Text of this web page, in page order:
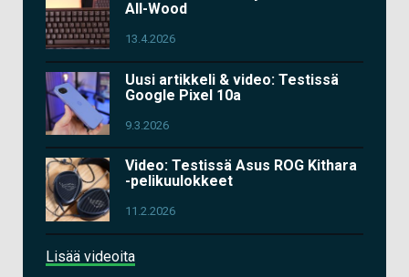
All-Wood
13.4.2026
Uusi artikkeli & video: Testissä
Google Pixel 10a
9.3.2026
Video: Testissä Asus ROG Kithara
-pelikuulokkeet
11.2.2026
Lisää videoita